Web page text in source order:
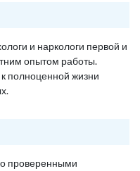
и наркологи первой и
опытом работы.
полноценной жизни
проверенными